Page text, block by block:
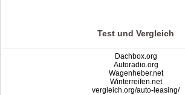
Test und Vergleich
Dachbox.org
Autoradio.org
Wagenheber.net
Winterreifen.net
vergleich.org/auto-leasing/